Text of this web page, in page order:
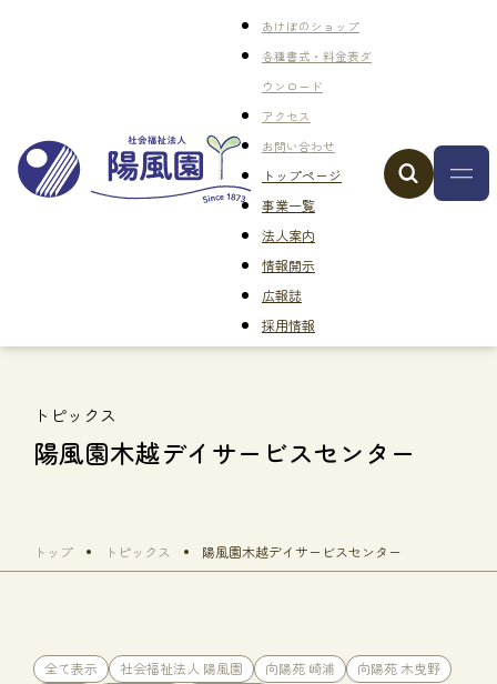
あけぼのショップ
各種書式・料金表ダ
ウンロード
アクセス
お問い合わせ
トップページ
事業一覧
法人案内
情報開示
広報誌
採用情報
トピックス
陽風園木越デイサービスセンター
トップ トピックス 陽風園木越デイサービスセンター
全て表示 社会福祉法人 陽風園 向陽苑 崎浦
向陽苑 木曳野